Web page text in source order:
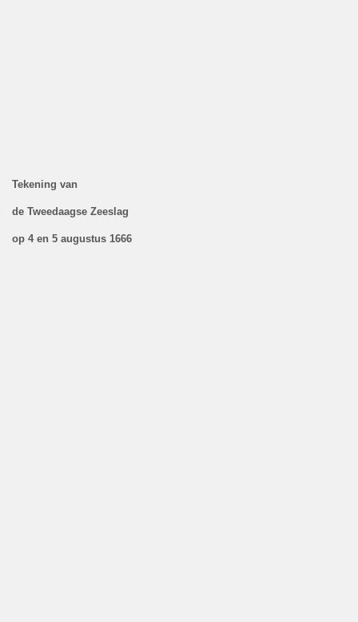
Tekening van
de Tweedaagse Zeeslag
op 4 en 5 augustus 1666